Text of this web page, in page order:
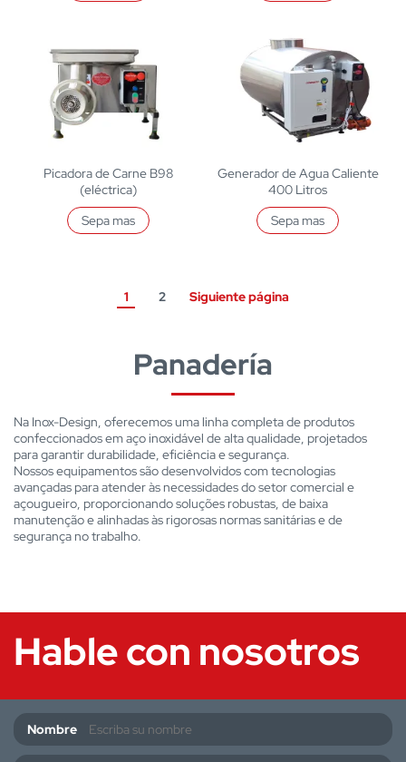
Picadora de Carne B98
(eléctrica)
Sepa mas
Generador de Agua Caliente
400 Litros
Sepa mas
1 2 Siguiente página
Panadería
Na Inox-Design, oferecemos uma linha completa de produtos
confeccionados em aço inoxidável de alta qualidade, projetados
para garantir durabilidade, eficiência e segurança.
Nossos equipamentos são desenvolvidos com tecnologias
avançadas para atender às necessidades do setor comercial e
açougueiro, proporcionando soluções robustas, de baixa
manutenção e alinhadas às rigorosas normas sanitárias e de
segurança no trabalho.
Hable con nosotros
Nombre